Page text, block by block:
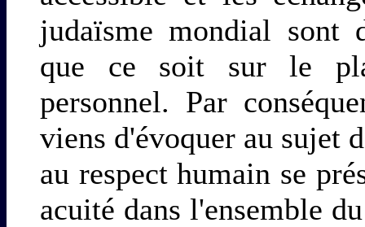
judaïsme mondial sont
que ce soit sur le
personnel. Par
viens d'évoquer au sujet
au respect humain se
acuité dans l'ensemble